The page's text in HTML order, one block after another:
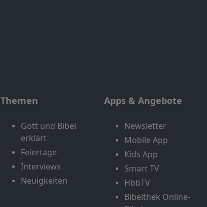
Themen
Gott und Bibel
erklärt
Feiertage
Interviews
Neuigkeiten
Apps & Angebote
Newsletter
Mobile App
Kids App
Smart TV
HbbTV
Bibelthek Online-